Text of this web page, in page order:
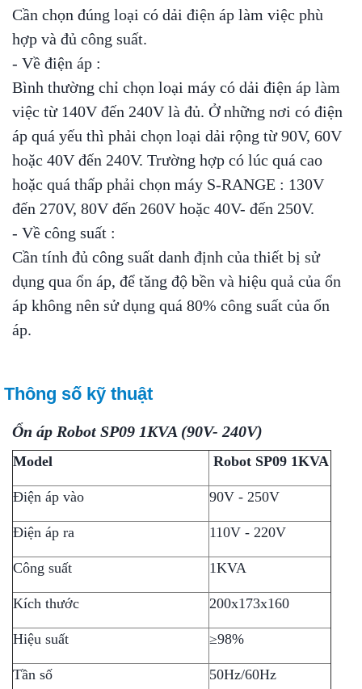
Cần chọn đúng loại có dải điện áp làm việc phù
hợp và đủ công suất.
- Về điện áp :
Bình thường chỉ chọn loại máy có dải điện áp làm
việc từ 140V đến 240V là đủ. Ở những nơi có điện
áp quá yếu thì phải chọn loại dải rộng từ 90V, 60V
hoặc 40V đến 240V. Trường hợp có lúc quá cao
hoặc quá thấp phải chọn máy S-RANGE : 130V
đến 270V, 80V đến 260V hoặc 40V- đến 250V.
- Về công suất :
Cần tính đủ công suất danh định của thiết bị sử
dụng qua ổn áp, để tăng độ bền và hiệu quả của ổn
áp không nên sử dụng quá 80% công suất của ổn
áp.
Thông số kỹ thuật
Ổn áp Robot SP09 1KVA (90V- 240V)
Model Robot SP09 1KVA
Điện áp vào 90V - 250V
Điện áp ra 110V - 220V
Công suất 1KVA
Kích thước 200x173x160
Hiệu suất ≥98%
Tần số 50Hz/60Hz